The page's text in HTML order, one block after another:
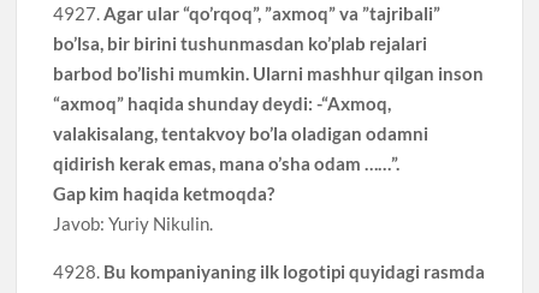
4927. Agar ular “qo’rqoq”, ”axmoq” va ”tajribali”
bo’lsa, bir birini tushunmasdan ko’plab rejalari
barbod bo’lishi mumkin. Ularni mashhur qilgan inson
“axmoq” haqida shunday deydi: -“Axmoq,
valakisalang, tentakvoy bo’la oladigan odamni
qidirish kerak emas, mana o’sha odam ……”.
Gap kim haqida ketmoqda?
Javob: Yuriy Nikulin.
4928. Bu kompaniyaning ilk logotipi quyidagi rasmda